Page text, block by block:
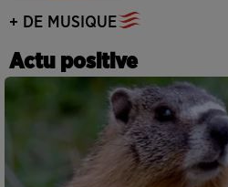
+ DE MUSIQUE
Actu positive